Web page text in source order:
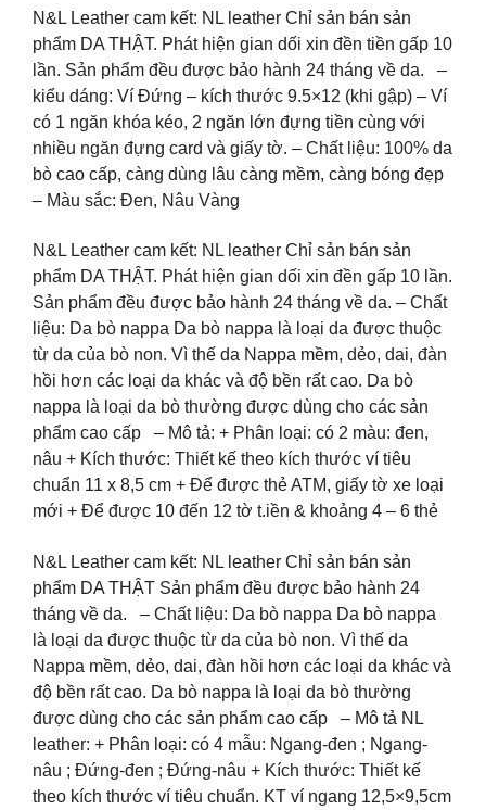
N&L Leather cam kết: NL leather Chỉ sản bán sản
phẩm DA THẬT. Phát hiện gian dối xin đền tiền gấp 10
lần. Sản phẩm đều được bảo hành 24 tháng về da. –
kiểu dáng: Ví Đứng – kích thước 9.5×12 (khi gập) – Ví
có 1 ngăn khóa kéo, 2 ngăn lớn đựng tiền cùng với
nhiều ngăn đựng card và giấy tờ. – Chất liệu: 100% da
bò cao cấp, càng dùng lâu càng mềm, càng bóng đẹp
– Màu sắc: Đen, Nâu Vàng
N&L Leather cam kết: NL leather Chỉ sản bán sản
phẩm DA THẬT. Phát hiện gian dối xin đền gấp 10 lần.
Sản phẩm đều được bảo hành 24 tháng về da. – Chất
liệu: Da bò nappa Da bò nappa là loại da được thuộc
từ da của bò non. Vì thế da Nappa mềm, dẻo, dai, đàn
hồi hơn các loại da khác và độ bền rất cao. Da bò
nappa là loại da bò thường được dùng cho các sản
phẩm cao cấp – Mô tả: + Phân loại: có 2 màu: đen,
nâu + Kích thước: Thiết kế theo kích thước ví tiêu
chuẩn 11 x 8,5 cm + Để được thẻ ATM, giấy tờ xe loại
mới + Để được 10 đến 12 tờ t.iền & khoảng 4 – 6 thẻ
N&L Leather cam kết: NL leather Chỉ sản bán sản
phẩm DA THẬT Sản phẩm đều được bảo hành 24
tháng về da. – Chất liệu: Da bò nappa Da bò nappa
là loại da được thuộc từ da của bò non. Vì thế da
Nappa mềm, dẻo, dai, đàn hồi hơn các loại da khác và
độ bền rất cao. Da bò nappa là loại da bò thường
được dùng cho các sản phẩm cao cấp – Mô tả NL
leather: + Phân loại: có 4 mẫu: Ngang-đen ; Ngang-
nâu ; Đứng-đen ; Đứng-nâu + Kích thước: Thiết kế
theo kích thước ví tiêu chuẩn. KT ví ngang 12,5×9,5cm